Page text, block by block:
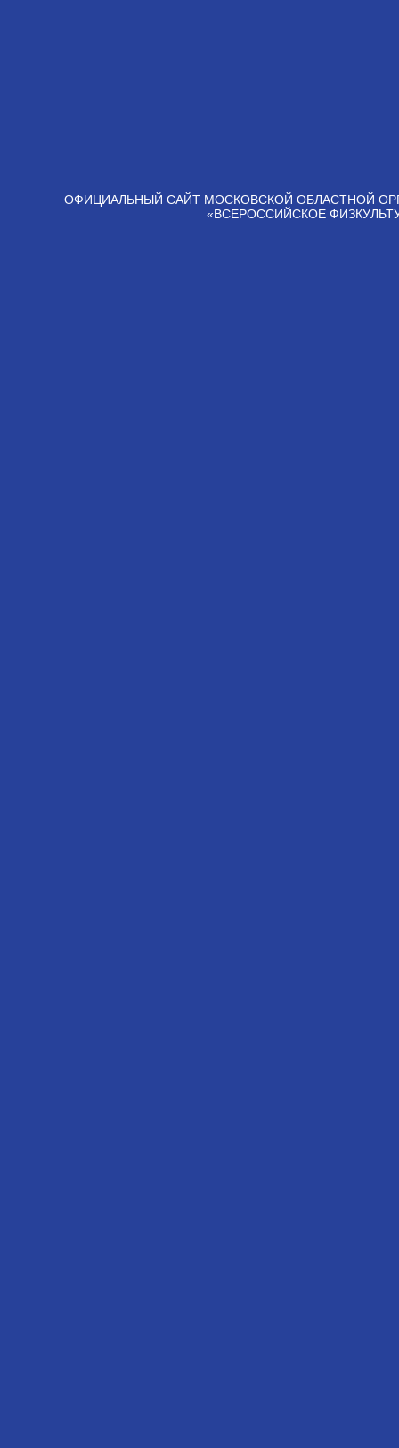
ОФИЦИАЛЬНЫЙ САЙТ МОСКОВСКОЙ ОБЛАСТНОЙ
«ВСЕРОССИЙСКОЕ